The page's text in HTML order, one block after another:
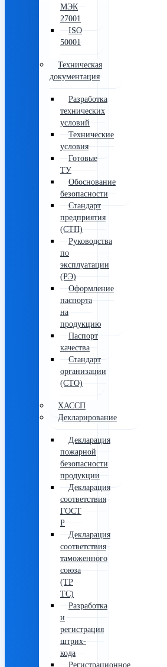
МЭК
27001
ISO
50001
Техническая
документация
Разработка
технических
условий
Технические
условия
Готовые
ТУ
Обоснование
безопасности
Стандарт
предприятия
(СТП)
Руководства
по
эксплуатации
(РЭ)
Оформление
паспорта
на
продукцию
Паспорт
качества
Стандарт
организации
(СТО)
ХАССП
Декларирование
Декларация
пожарной
безопасности
продукции
Декларация
соответствия
ГОСТ
Р
Декларация
соответствия
таможенного
союза
(ТР
ТС)
Разработка
и
регистрация
штрих-
кода
Регистрационное